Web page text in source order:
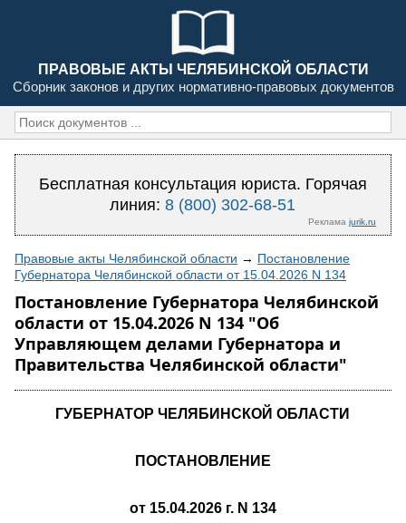
ПРАВОВЫЕ АКТЫ ЧЕЛЯБИНСКОЙ ОБЛАСТИ
Сборник законов и других нормативно-правовых документов
Бесплатная консультация юриста. Горячая
линия:8 (800) 302-68-51
Реклама jurik.ru
Правовые акты Челябинской области → Постановление
Губернатора Челябинской области от 15.04.2026 N 134
Постановление Губернатора Челябинской
области от 15.04.2026 N 134 "Об
Управляющем делами Губернатора и
Правительства Челябинской области"
ГУБЕРНАТОР ЧЕЛЯБИНСКОЙ ОБЛАСТИ
ПОСТАНОВЛЕНИЕ
от 15.04.2026 г. N 134